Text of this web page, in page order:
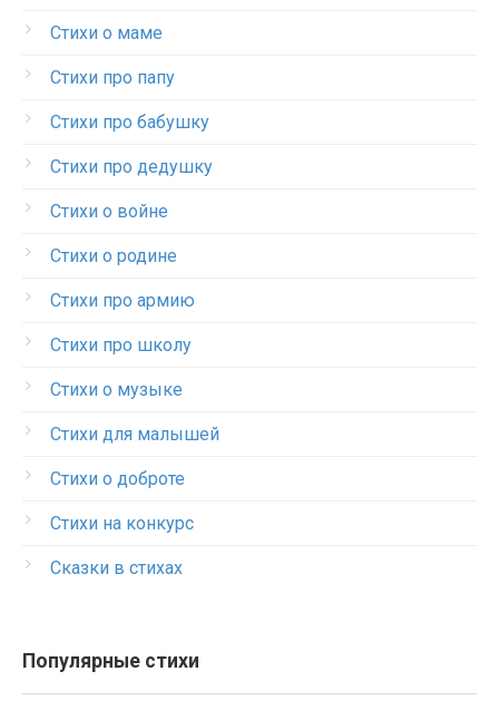
Стихи о маме
Стихи про папу
Стихи про бабушку
Стихи про дедушку
Стихи о войне
Стихи о родине
Стихи про армию
Стихи про школу
Стихи о музыке
Стихи для малышей
Стихи о доброте
Стихи на конкурс
Сказки в стихах
Популярные стихи